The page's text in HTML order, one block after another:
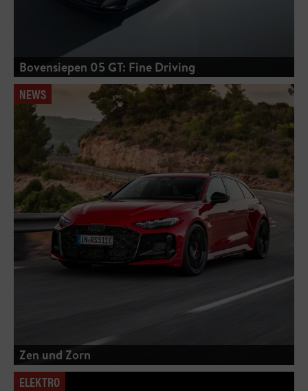
Bovensiepen 05 GT: Fine Driving
NEWS
Zen und Zorn
ELEKTRO